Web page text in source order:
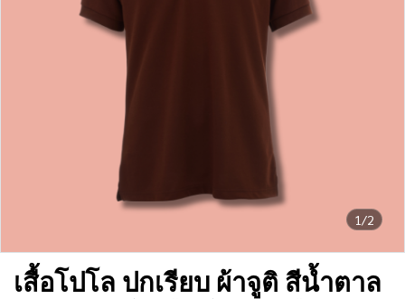
1/2
เสื้อโปโล ปกเรียบ ผ้าจูติ สีน้ำตาล